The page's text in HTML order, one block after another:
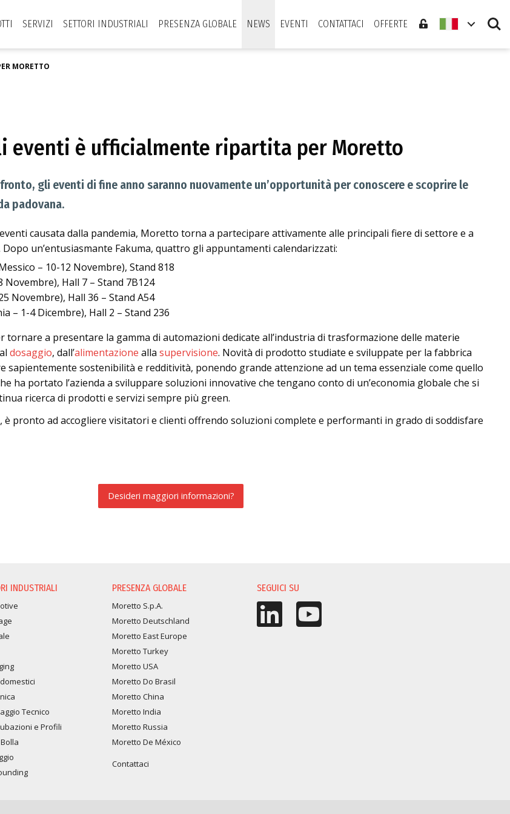
SERVIZI SETTORI INDUSTRIALI PRESENZA GLOBALE NEWS EVENTI CONTATTACI OFFERTE Search
MORETTO
eventi è ufficialmente ripartita per Moretto
gli eventi di fine anno saranno nuovamente un’opportunità per conoscere e scoprire le
padovana.
causata dalla pandemia, Moretto torna a partecipare attivamente alle principali fiere di settore e a
Dopo un’entusiasmante Fakuma, quattro gli appuntamenti calendarizzati:
– 10-12 Novembre), Stand 818
Novembre), Hall 7 – Stand 7B124
Novembre), Hall 36 – Stand A54
– 1-4 Dicembre), Hall 2 – Stand 236
tornare a presentare la gamma di automazioni dedicate all’industria di trasformazione delle materie
al dosaggio, dall’alimentazione alla supervisione. Novità di prodotto studiate e sviluppate per la fabbrica
sapientemente sostenibilità e redditività, ponendo grande attenzione ad un tema essenziale come quello
ha portato l’azienda a sviluppare soluzioni innovative che tengano conto di un’economia globale che si
ricerca di prodotti e servizi sempre più green.
pronto ad accogliere visitatori e clienti offrendo soluzioni complete e performanti in grado di soddisfare
Desideri maggiori informazioni?
INDUSTRIALI
Tecnico
e Profili
PRESENZA GLOBALE
Moretto S.p.A.
Moretto Deutschland
Moretto East Europe
Moretto Turkey
Moretto USA
Moretto Do Brasil
Moretto China
Moretto India
Moretto Russia
Moretto De México
Contattaci
SEGUICI SU